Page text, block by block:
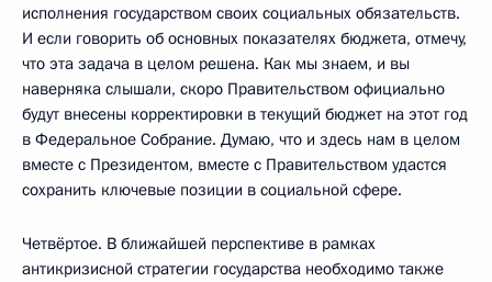
исполнения государством своих социальных обязательств.
И если говорить об основных показателях бюджета, отмечу,
что эта задача в целом решена. Как мы знаем, и вы
наверняка слышали, скоро Правительством официально
будут внесены корректировки в текущий бюджет на этот год
в Федеральное Собрание. Думаю, что и здесь нам в целом
вместе с Президентом, вместе с Правительством удастся
сохранить ключевые позиции в социальной сфере.
Четвёртое. В ближайшей перспективе в рамках
антикризисной стратегии государства необходимо также